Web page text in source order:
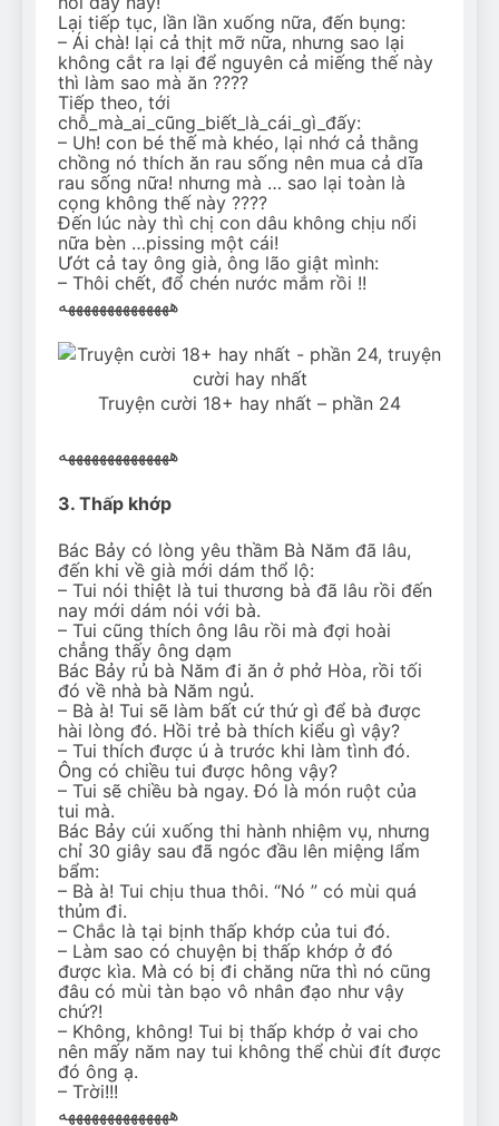
Lại tiếp tục, lần lần xuống nữa, đến bụng:
– Ái chà! lại cả thịt mỡ nữa, nhưng sao lại
không cắt ra lại để nguyên cả miếng thế này
thì làm sao mà ăn ????
Tiếp theo, tới
chỗ_mà_ai_cũng_biết_là_cái_gì_đấy:
– Uh! con bé thế mà khéo, lại nhớ cả thằng
chồng nó thích ăn rau sống nên mua cả dĩa
rau sống nữa! nhưng mà … sao lại toàn là
cọng không thế này ????
Đến lúc này thì chị con dâu không chịu nổi
nữa bèn …pissing một cái!
Ướt cả tay ông già, ông lão giật mình:
– Thôi chết, đổ chén nước mắm rồi !!
ههههههههههههههه
Truyện cười 18+ hay nhất – phần 24
ههههههههههههههه
3. Thấp khớp
Bác Bảy có lòng yêu thầm Bà Năm đã lâu,
đến khi về già mới dám thổ lộ:
– Tui nói thiệt là tui thương bà đã lâu rồi đến
nay mới dám nói với bà.
– Tui cũng thích ông lâu rồi mà đợi hoài
chẳng thấy ông dạm
Bác Bảy rủ bà Năm đi ăn ở phở Hòa, rồi tối
đó về nhà bà Năm ngủ.
– Bà à! Tui sẽ làm bất cứ thứ gì để bà được
hài lòng đó. Hồi trẻ bà thích kiểu gì vậy?
– Tui thích được ú à trước khi làm tình đó.
Ông có chiều tui được hông vậy?
– Tui sẽ chiều bà ngay. Đó là món ruột của
tui mà.
Bác Bảy cúi xuống thi hành nhiệm vụ, nhưng
chỉ 30 giây sau đã ngóc đầu lên miệng lẩm
bẩm:
– Bà à! Tui chịu thua thôi. “Nó ” có mùi quá
thủm đi.
– Chắc là tại bịnh thấp khớp của tui đó.
– Làm sao có chuyện bị thấp khớp ở đó
được kìa. Mà có bị đi chăng nữa thì nó cũng
đâu có mùi tàn bạo vô nhân đạo như vậy
chứ?!
– Không, không! Tui bị thấp khớp ở vai cho
nên mấy năm nay tui không thể chùi đít được
đó ông ạ.
– Trời!!!
ههههههههههههههه